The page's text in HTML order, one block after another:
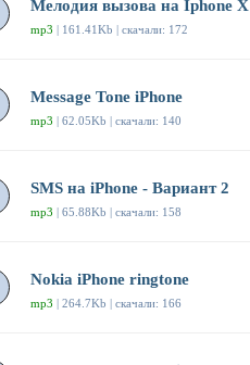
Мелодия вызова на Iphone X
mp3 | 161.41Kb | скачали: 172
Message Tone iPhone
mp3 | 62.05Kb | скачали: 140
SMS на iPhone - Вариант 2
mp3 | 65.88Kb | скачали: 158
Nokia iPhone ringtone
mp3 | 264.7Kb | скачали: 166